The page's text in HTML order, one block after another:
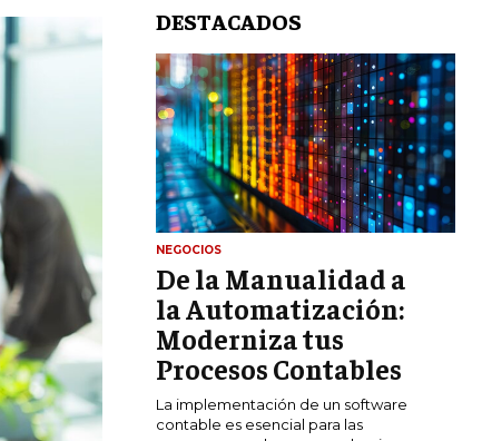
LIFESTYLE
MARKETING
ESTRATEGIAS DE MARKETING
AGENCIAS DE POSICIONAMIENTO WEB
SEO
DESTACADOS
NEGOCIOS
De la Manualidad a
la Automatización:
Moderniza tus
Procesos Contables
La implementación de un software
contable es esencial para las